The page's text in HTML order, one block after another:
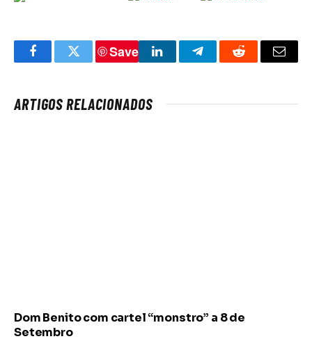
FacebookTwitter
Save
LinkedInTelegramReddit Email
ARTIGOS RELACIONADOS
Dom Benito com cartel “monstro” a 8 de
Setembro